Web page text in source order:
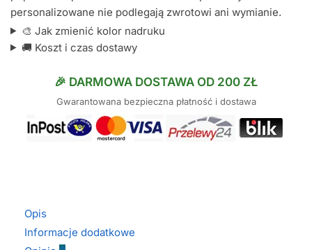
personalizowane nie podlegają zwrotowi ani wymianie.
🎨 Jak zmienić kolor nadruku
🚚 Koszt i czas dostawy
🎉 DARMOWA DOSTAWA OD 200 ZŁ
Gwarantowana bezpieczna płatność i dostawa
Opis
Informacje dodatkowe